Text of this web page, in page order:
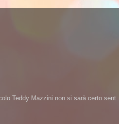
Teddy Mazzini non si sarà certo sent...